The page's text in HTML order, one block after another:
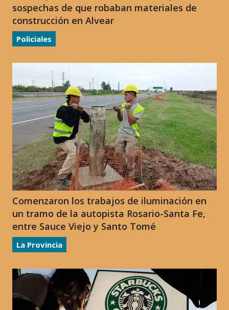
sospechas de que robaban materiales de
construcción en Alvear
Policiales
Comenzaron los trabajos de iluminación en
un tramo de la autopista Rosario-Santa Fe,
entre Sauce Viejo y Santo Tomé
La Provincia